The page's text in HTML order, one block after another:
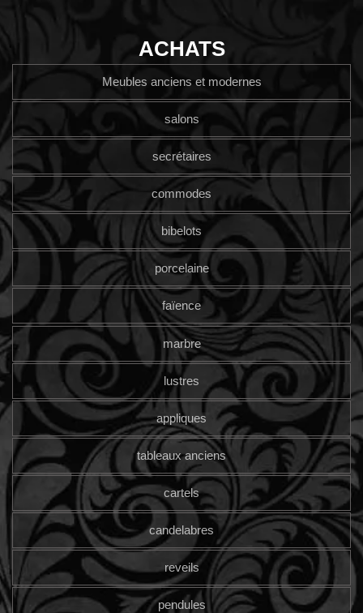
ACHATS
Meubles anciens et modernes
salons
secrétaires
commodes
bibelots
porcelaine
faïence
marbre
lustres
appliques
tableaux anciens
cartels
candelabres
reveils
pendules